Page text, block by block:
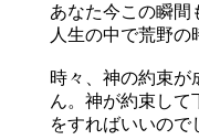
あなた今この瞬間
人生の中で荒野の
時々、神の約束が
ん。神が約束し
をすればいいので